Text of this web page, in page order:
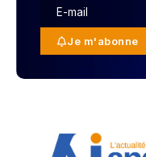
Je m'abonne